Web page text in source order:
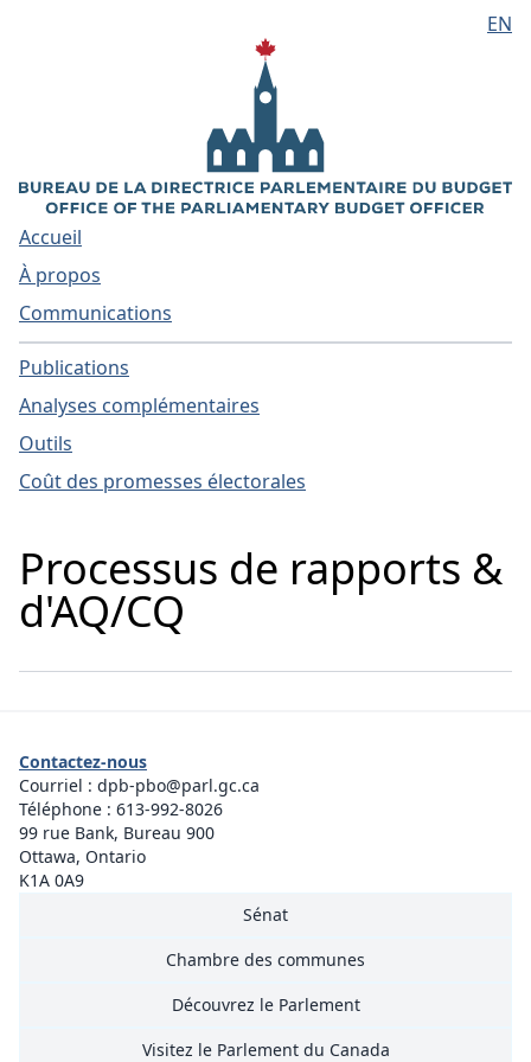
Aller au contenu principal
EN
Accueil
À propos
Communications
Publications
Analyses complémentaires
Outils
Coût des promesses électorales
Processus de rapports &
d'AQ/CQ
Sénat
Chambre des communes
Découvrez le Parlement
Visitez le Parlement du Canada
Contactez-nous
Courriel : dpb-pbo@parl.gc.ca
Téléphone : 613-992-8026
99 rue Bank, Bureau 900
Ottawa, Ontario
K1A 0A9